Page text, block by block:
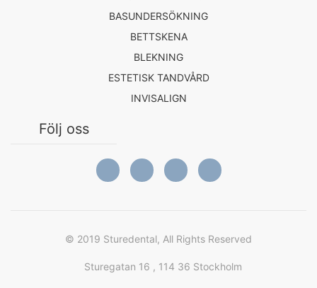
BASUNDERSÖKNING
BETTSKENA
BLEKNING
ESTETISK TANDVÅRD
INVISALIGN
Följ oss
© 2019 Sturedental, All Rights Reserved
Sturegatan 16 , 114 36 Stockholm